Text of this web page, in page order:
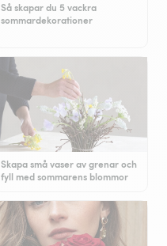
Så skapar du 5 vackra
sommardekorationer
Skapa små vaser av grenar och
fyll med sommarens blommor